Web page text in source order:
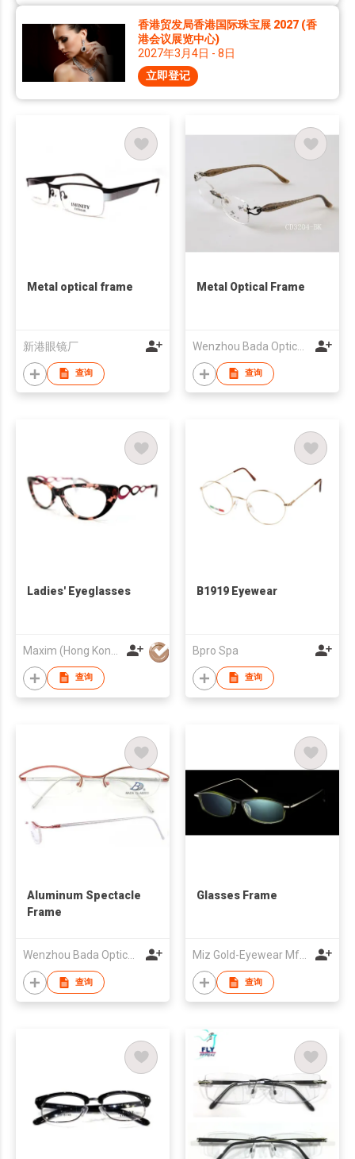
香港贸发局香港国际珠宝展 2027 (香
港会议展览中心)
2027年3月4日 - 8日
立即登记
Metal optical frame
新港眼镜厂
查询
Metal Optical Frame
Wenzhou Bada Optical Co Ltd
查询
Ladies' Eyeglasses
查询
B1919 Eyewear
Bpro Spa
查询
Aluminum Spectacle
Frame
Wenzhou Bada Optical Co Ltd
查询
Glasses Frame
Miz Gold-Eyewear Mfg Co
查询